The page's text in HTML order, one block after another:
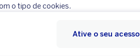
o tipo de cookies.
Ative o seu acesso